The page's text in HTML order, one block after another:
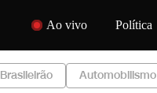
Pular para o conteúdo
Ao vivo Política
Brasileirão Automobilismo